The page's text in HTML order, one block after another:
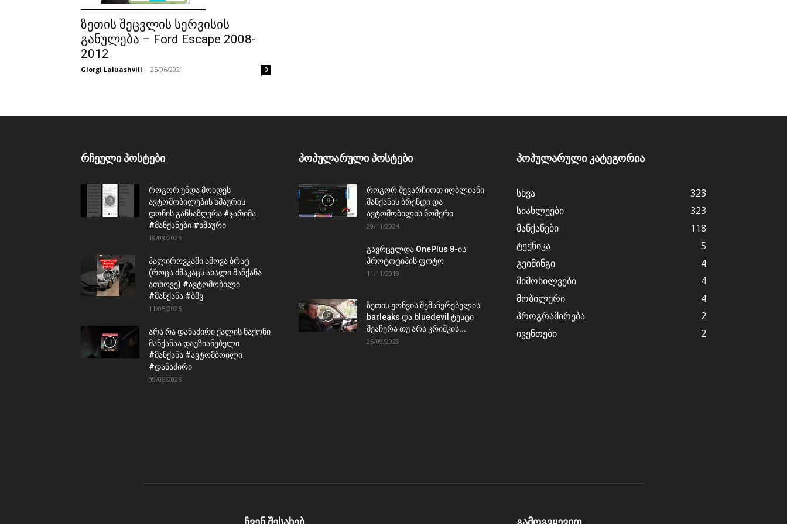
ზეთის შეცვლის სერვისის
განულება – Ford Escape 2008-
2012
Giorgi Laluashvili - 25/06/2021 0
რჩეული პოსტები
როგორ უნდა მოხდეს
ავტომობილების ხმაურის
დონის განსაზღვრა #ჯარიმა
#მანქანები #ხმაური
19/08/2025
პალიროვკაში ამოვა ბრატ
(როცა ძმაკაცს ახალი მანქანა
ათხოვე) #ავტომობილი
#მანქანა #ბმვ
11/05/2025
არა რა დანაძირი ქალის ნაქონი
მანქანაა დაუზიანებელი
#მანქანა #ავტომბოილი
#დანაძირი
09/05/2025
პოპულარული პოსტები
როგორ შევარჩიოთ იღბლიანი
მანქანის ბრენდი და
ავტომობილის ნომერი
29/11/2024
გავრცელდა OnePlus 8-ის
პროტოტიპის ფოტო
11/11/2019
ზეთის ჟონვის შემაჩერებელის
barleaks და bluedevil ტესტი
შეაჩერა თუ არა კრიშკის...
26/09/2023
პოპულარული კატეგორია
სხვა
323
სიახლეები
323
მანქანები
118
ტექნიკა
5
გეიმინგი
4
მიმოხილვები
4
მობილური
4
პროგრამირება
2
ივენთები
2